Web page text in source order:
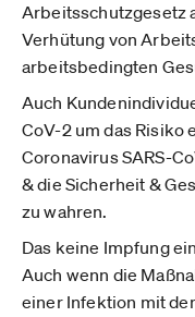
Arbeitsschutzgesetz
Verhütung von
arbeitsbedingten
Auch
CoV-2 um das Risiko
Coronavirus SARS-
& die Sicherheit &
zu wahren.
Das keine Impfung
Auch wenn die
einer Infektion mit